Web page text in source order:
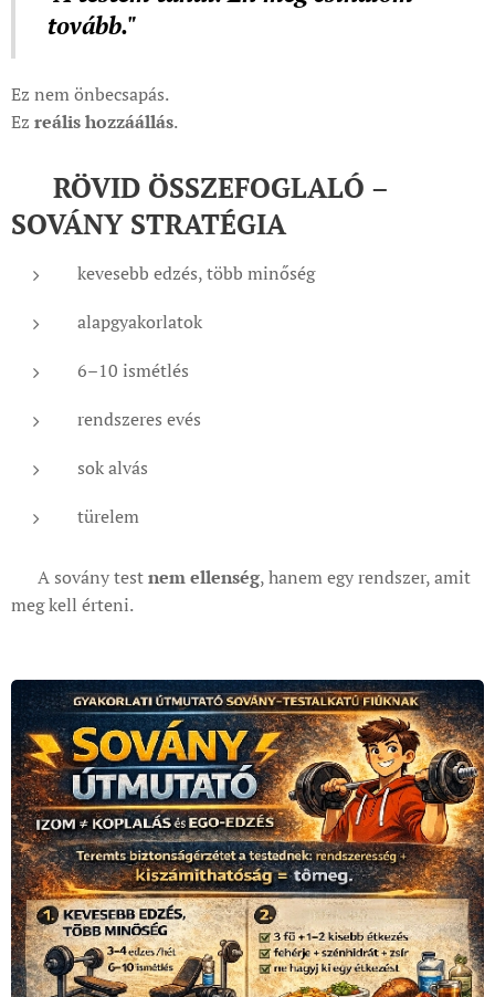
tovább."
Ez nem önbecsapás.
Ez reális hozzáállás.
🔑 RÖVID ÖSSZEFOGLALÓ –
SOVÁNY STRATÉGIA
kevesebb edzés, több minőség
alapgyakorlatok
6–10 ismétlés
rendszeres evés
sok alvás
türelem
👉 A sovány testnem ellenség, hanem egy rendszer, amit
meg kell érteni.